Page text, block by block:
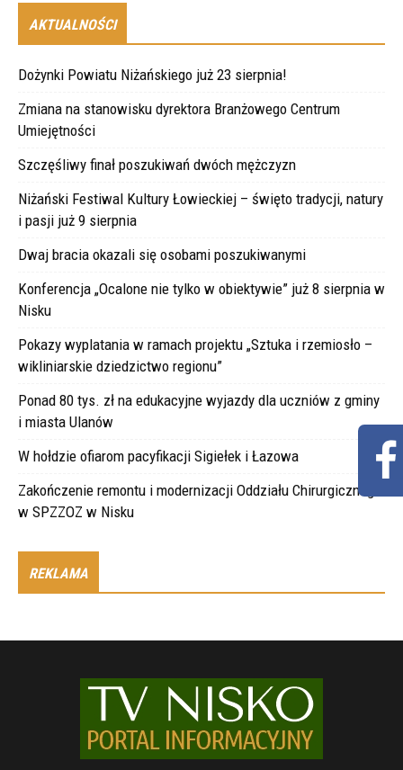
AKTUALNOŚCI
Dożynki Powiatu Niżańskiego już 23 sierpnia!
Zmiana na stanowisku dyrektora Branżowego Centrum
Umiejętności
Szczęśliwy finał poszukiwań dwóch mężczyzn
Niżański Festiwal Kultury Łowieckiej – święto tradycji, natury
i pasji już 9 sierpnia
Dwaj bracia okazali się osobami poszukiwanymi
Konferencja „Ocalone nie tylko w obiektywie” już 8 sierpnia w
Nisku
Pokazy wyplatania w ramach projektu „Sztuka i rzemiosło –
wikliniarskie dziedzictwo regionu”
Ponad 80 tys. zł na edukacyjne wyjazdy dla uczniów z gminy
i miasta Ulanów
W hołdzie ofiarom pacyfikacji Sigiełek i Łazowa
Zakończenie remontu i modernizacji Oddziału Chirurgicznego
w SPZZOZ w Nisku
REKLAMA